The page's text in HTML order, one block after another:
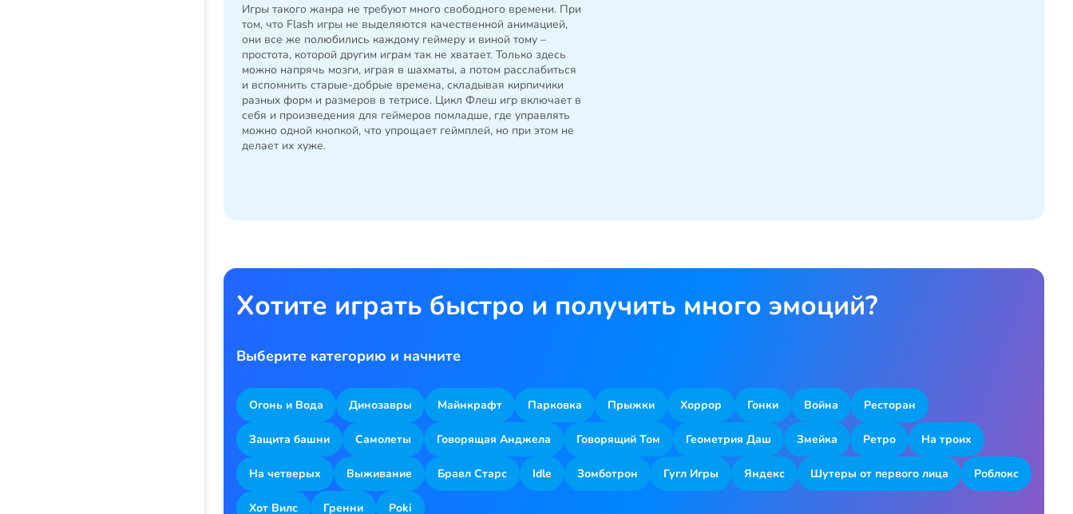
Игры такого жанра не требуют много свободного времени. При
том, что Flash игры не выделяются качественной анимацией,
они все же полюбились каждому геймеру и виной тому –
простота, которой другим играм так не хватает. Только здесь
можно напрячь мозги, играя в шахматы, а потом расслабиться
и вспомнить старые-добрые времена, складывая кирпичики
разных форм и размеров в тетрисе. Цикл Флеш игр включает в
себя и произведения для геймеров помладше, где управлять
можно одной кнопкой, что упрощает геймплей, но при этом не
делает их хуже.
Хотите играть быстро и получить много эмоций?
Выберите категорию и начните
Огонь и Вода Динозавры Майнкрафт Парковка Прыжки Хоррор Гонки Война Ресторан
Защита башни Самолеты Говорящая Анджела Говорящий Том Геометрия Даш Змейка Ретро На троих
На четверых Выживание Бравл Старс Idle Зомботрон Гугл Игры Яндекс Шутеры от первого лица Роблокс
Хот Вилс Гренни Poki